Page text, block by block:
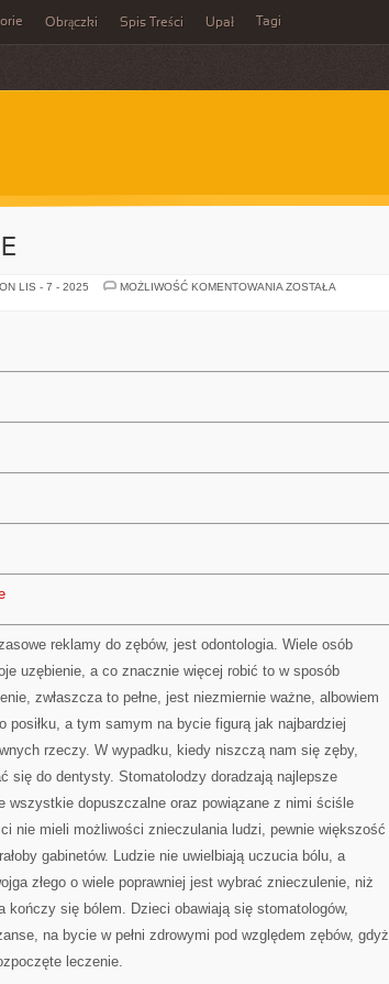
Obrączki Spis Treści Upał Tagi
LIS - 7 - 2025 MOŻLIWOŚĆ KOMENTOWANIA PSYCHOLOGOWIE
ZOSTAŁA
reklamy do zębów, jest odontologia. Wiele osób
uzębienie, a co znacznie więcej robić to w sposób
zwłaszcza to pełne, jest niezmiernie ważne, albowiem
posiłku, a tym samym na bycie figurą jak najbardziej
rzeczy. W wypadku, kiedy niszczą nam się zęby,
się do dentysty. Stomatolodzy doradzają najlepsze
wszystkie dopuszczalne oraz powiązane z nimi ściśle
nie mieli możliwości znieczulania ludzi, pewnie większość
gabinetów. Ludzie nie uwielbiają uczucia bólu, a
złego o wiele poprawniej jest wybrać znieczulenie, niż
kończy się bólem. Dzieci obawiają się stomatologów,
na bycie w pełni zdrowymi pod względem zębów, gdyż
leczenie.